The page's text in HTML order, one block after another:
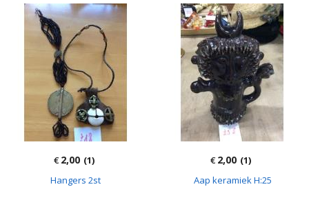
€2,00 (1)
Hangers 2st
€2,00 (1)
Aap keramiek H:25